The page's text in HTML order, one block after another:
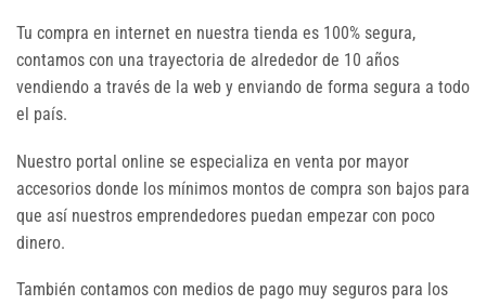
Tu compra en internet en nuestra tienda es 100% segura,
contamos con una trayectoria de alrededor de 10 años
vendiendo a través de la web y enviando de forma segura a todo
el país.
Nuestro portal online se especializa en venta por mayor
accesorios donde los mínimos montos de compra son bajos para
que así nuestros emprendedores puedan empezar con poco
dinero.
También contamos con medios de pago muy seguros para los